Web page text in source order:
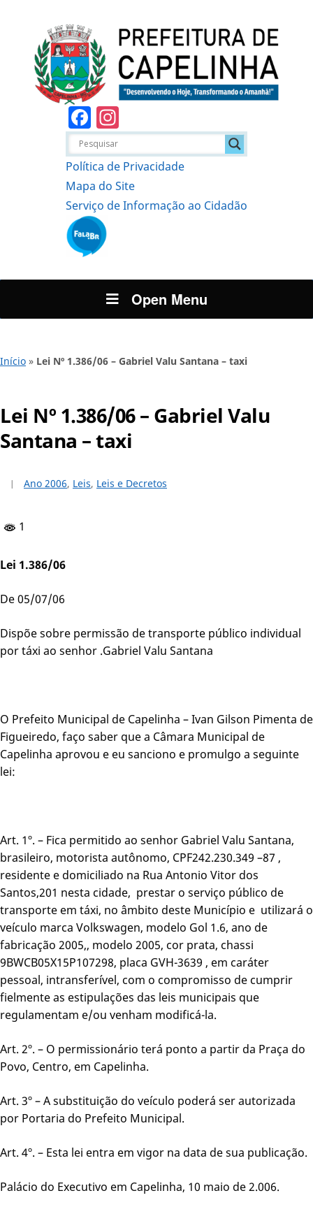
Facebook
Política de Privacidade
Mapa do Site
Serviço de Informação ao Cidadão
Open Menu
Início » Lei Nº 1.386/06 – Gabriel Valu Santana – taxi
Lei Nº 1.386/06 – Gabriel Valu
Santana – taxi
Ano 2006, Leis, Leis e Decretos
1
Lei 1.386/06
De 05/07/06
Dispõe sobre permissão de transporte público individual
por táxi ao senhor .Gabriel Valu Santana
O Prefeito Municipal de Capelinha – Ivan Gilson Pimenta de
Figueiredo, faço saber que a Câmara Municipal de
Capelinha aprovou e eu sanciono e promulgo a seguinte
lei:
Art. 1º. – Fica permitido ao senhor Gabriel Valu Santana,
brasileiro, motorista autônomo, CPF242.230.349 –87 ,
residente e domiciliado na Rua Antonio Vitor dos
Santos,201 nesta cidade, prestar o serviço público de
transporte em táxi, no âmbito deste Município e utilizará o
veículo marca Volkswagen, modelo Gol 1.6, ano de
fabricação 2005,, modelo 2005, cor prata, chassi
9BWCB05X15P107298, placa GVH-3639 , em caráter
pessoal, intransferível, com o compromisso de cumprir
fielmente as estipulações das leis municipais que
regulamentam e/ou venham modificá-la.
Art. 2º. – O permissionário terá ponto a partir da Praça do
Povo, Centro, em Capelinha.
Art. 3º – A substituição do veículo poderá ser autorizada
por Portaria do Prefeito Municipal.
Art. 4º. – Esta lei entra em vigor na data de sua publicação.
Palácio do Executivo em Capelinha, 10 maio de 2.006.